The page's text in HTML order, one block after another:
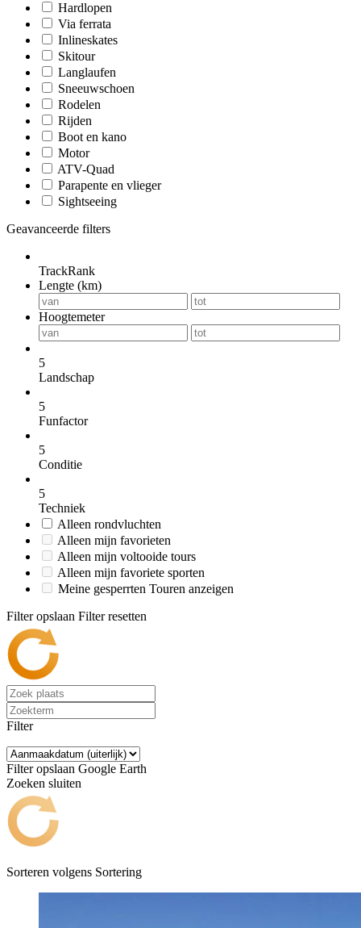
Hardlopen
Via ferrata
Inlineskates
Skitour
Langlaufen
Sneeuwschoen
Rodelen
Rijden
Boot en kano
Motor
ATV-Quad
Parapente en vlieger
Sightseeing
Geavanceerde filters
TrackRank
Lengte (km)
Hoogtemeter
5
Landschap
5
Funfactor
5
Conditie
5
Techniek
Alleen rondvluchten
Alleen mijn favorieten
Alleen mijn voltooide tours
Alleen mijn favoriete sporten
Meine gesperrten Touren anzeigen
Filter opslaan Filter resetten
Filter
Filter opslaan Google Earth
Zoeken sluiten
Sorteren volgens Sortering